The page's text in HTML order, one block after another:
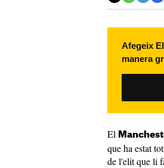
Afegeix
manera
El
que ha estat
de l'elit que li